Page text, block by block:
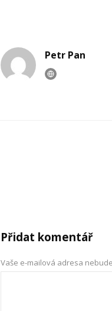
Petr Pan
Přidat komentář
Vaše e-mailová adresa